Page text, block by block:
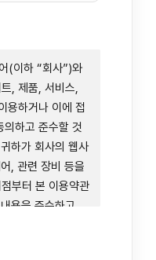
(이하 “회사”)와
, 제품, 서비스,
용하거나 이에 접
하고 준수할 것
하가 회사의 웹사
, 관련 장비 등을
부터 본 이용약관
용을 준수하고,
않을 경우에는